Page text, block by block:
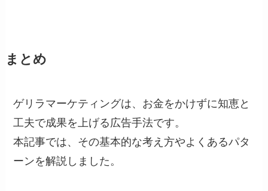
まとめ
ゲリラマーケティングは、お金をかけずに知恵と
工夫で成果を上げる広告手法です。
本記事では、その基本的な考え方やよくあるパタ
ーンを解説しました。